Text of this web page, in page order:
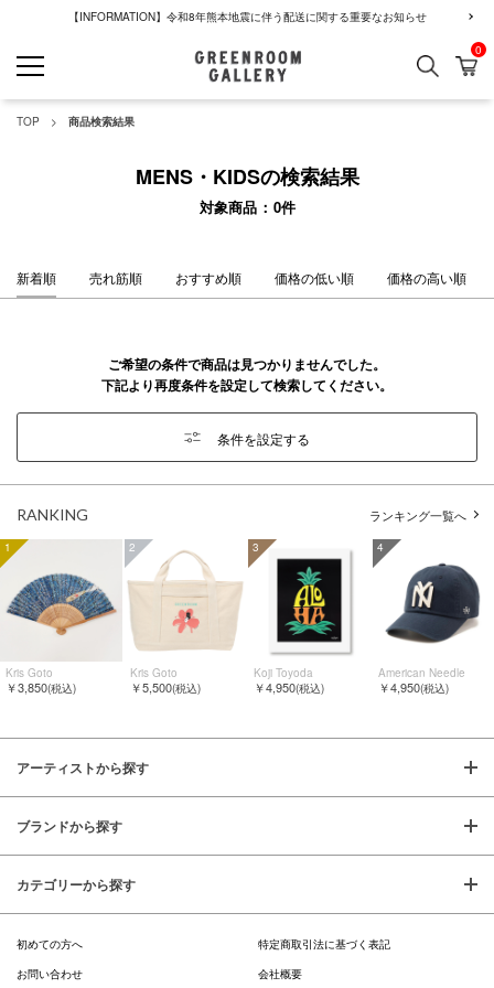
【INFORMATION】令和8年熊本地震に伴う配送に関する重要なお知らせ
検索 カ
0
TOP 商品検索結果
MENS・KIDSの検索結果
対象商品 0件
新着順 売れ筋順 おすすめ順 価格の低い順 価格の高い順
ご希望の条件で商品は見つかりませんでした。
下記より再度条件を設定して検索してください。
条件を設定する
RANKING ランキング一覧へ
1
Kris Goto
￥3,850(税込)
2
Kris Goto
￥5,500(税込)
3
Koji Toyoda
￥4,950(税込)
4
American Needle
￥4,950(税込)
アーティストから探す
ブランドから探す
カテゴリーから探す
初めての方へ
特定商取引法に基づく表記
お問い合わせ
会社概要